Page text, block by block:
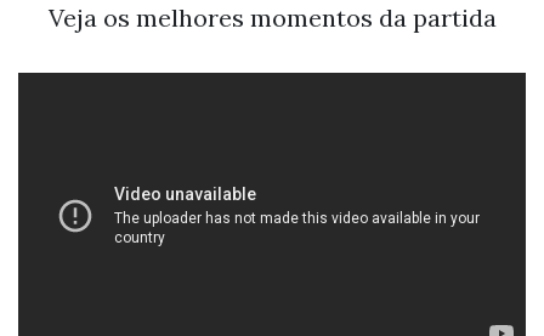
Veja os melhores momentos da partida